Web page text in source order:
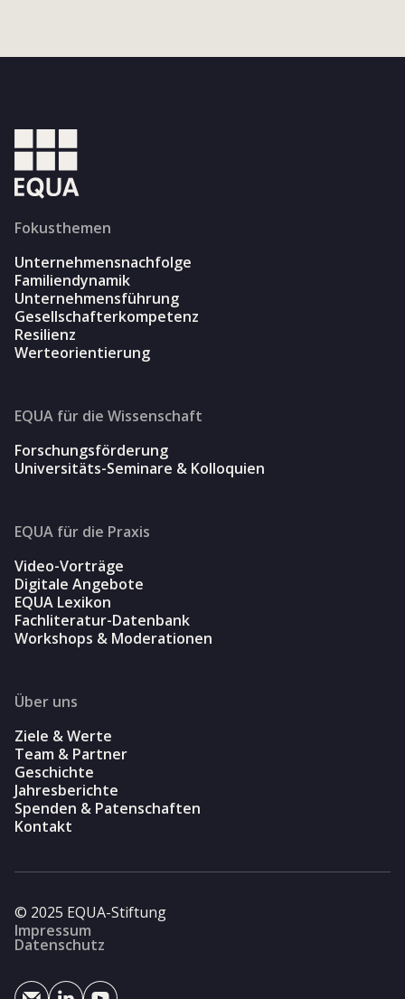
Fokusthemen
Unternehmensnachfolge
Familiendynamik
Unternehmensführung
Gesellschafterkompetenz
Resilienz
Werteorientierung
EQUA für die Wissenschaft
Forschungsförderung
Universitäts-Seminare & Kolloquien
EQUA für die Praxis
Video-Vorträge
Digitale Angebote
EQUA Lexikon
Fachliteratur-Datenbank
Workshops & Moderationen
Über uns
Ziele & Werte
Team & Partner
Geschichte
Jahresberichte
Spenden & Patenschaften
Kontakt
© 2025 EQUA-Stiftung
Impressum
Datenschutz